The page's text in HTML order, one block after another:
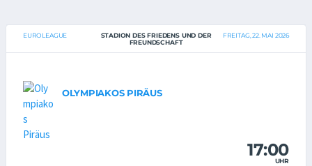
EUROLEAGUE
STADION DES FRIEDENS UND DER
FREUNDSCHAFT
FREITAG, 22. MAI 2026
OLYMPIAKOS PIRÄUS
17:00
UHR